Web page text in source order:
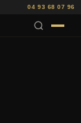
04 93 68 07 96